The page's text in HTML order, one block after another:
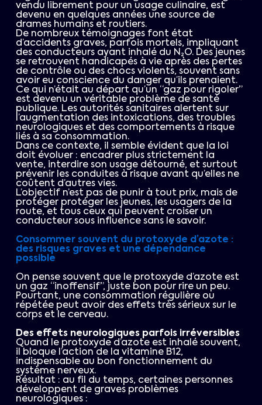
vendu librement pour un usage culinaire, est
devenu en quelques années une source de
drames humains et routiers.
De nombreux témoignages font état
d’accidents graves, parfois mortels, impliquant
des conducteurs ayant inhalé du N₂O. Des jeunes
se retrouvent handicapés à vie après des pertes
de contrôle ou des chocs violents, souvent sans
avoir eu conscience du danger qu’ils prenaient.
Ce qui n’était au départ qu’un “gaz pour rigoler”
est devenu un véritable problème de santé
publique. Les autorités sanitaires alertent sur
l’augmentation des intoxications, des troubles
neurologiques et des comportements à risque
liés à sa consommation.
Dans ce contexte, il semble évident que la loi
doit évoluer : encadrer plus strictement la
vente, interdire son usage détourné, et surtout
prévenir les conduites à risque avant qu’elles ne
coûtent d’autres vies.
L’objectif n’est pas de punir à tout prix, mais de
protéger protéger les jeunes, les usagers de la
route, et tous ceux qui peuvent croiser un
conducteur sous influence sans le savoir.
Consommer souvent du protoxyde d’azote :
des risques graves et une dépendance
possible
On pense souvent que le protoxyde d’azote est
un gaz “inoffensif”, juste bon pour rire un peu.
Pourtant, une consommation régulière ou
répétée peut avoir des effets très sérieux sur le
corps et le cerveau.
Des effets neurologiques parfois irréversibles
Quand le protoxyde d’azote est inhalé souvent,
il bloque l’action de la vitamine B12,
indispensable au bon fonctionnement du
système nerveux.
Résultat : au fil du temps, certaines personnes
développent de graves problèmes
neurologiques :